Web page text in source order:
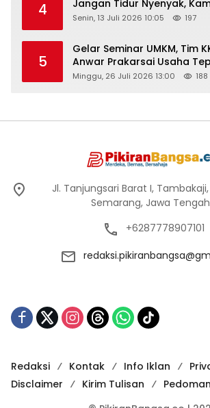
4 Jangan Tidur Nyenyak,
Senin, 13 Juli 2026 10:05 197
5
Gelar Seminar UMKM, Tim
Anwar Prakarsai Usaha
di Logung
Minggu, 26 Juli 2026 13:00 188
Jl. Tanjungsari Barat I,
Semarang, Jawa Tengah
+6287778907101
Redaksi Kontak Info Iklan
Disclaimer
Kirim Tulisan